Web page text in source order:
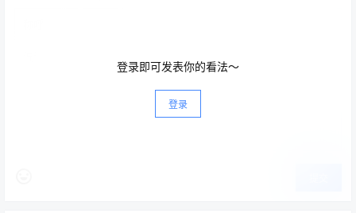
Docker 容器很轻很快，容器的启动时间是秒级的，大量地
登录即可发表你的看法～
登录